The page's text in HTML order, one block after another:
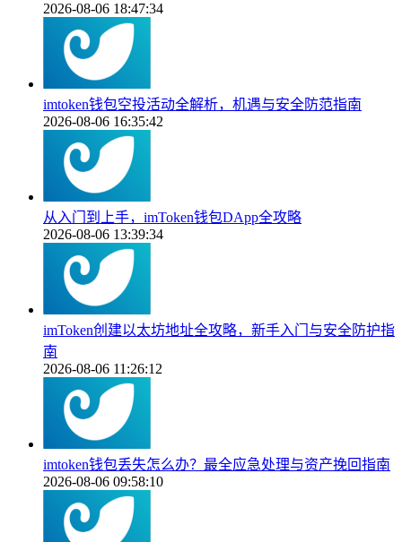
2026-08-06 18:47:34
imtoken钱包空投活动全解析，机遇与安全防范指南
2026-08-06 16:35:42
从入门到上手，imToken钱包DApp全攻略
2026-08-06 13:39:34
imToken创建以太坊地址全攻略，新手入门与安全防护指
南
2026-08-06 11:26:12
imtoken钱包丢失怎么办？最全应急处理与资产挽回指南
2026-08-06 09:58:10